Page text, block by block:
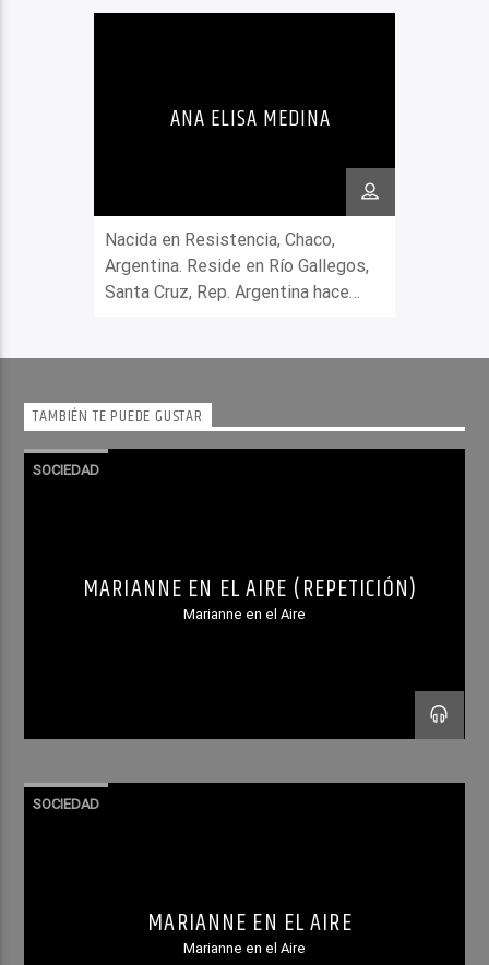
ANA ELISA MEDINA
Nacida en Resistencia, Chaco,
Argentina. Reside en Río Gallegos,
Santa Cruz, Rep. Argentina hace
Artes Visuales. Participó como
Jurado en literatura a nivel nacional
TAMBIÉN TE PUEDE GUSTAR
SOCIEDAD
MARIANNE EN EL AIRE (REPETICIÓN)
Marianne en el Aire
SOCIEDAD
MARIANNE EN EL AIRE
Marianne en el Aire